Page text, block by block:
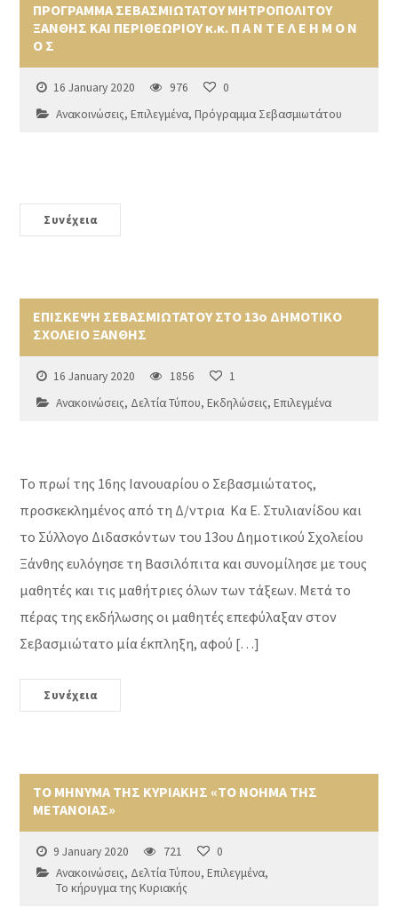
ΠΡΟΓΡΑΜΜΑ ΣΕΒΑΣΜΙΩΤΑΤΟΥ ΜΗΤΡΟΠΟΛΙΤΟΥ
ΞΑΝΘΗΣ ΚΑΙ ΠΕΡΙΘΕΩΡΙΟΥ κ.κ. Π Α Ν Τ Ε Λ Ε Η Μ Ο Ν
Ο Σ
16 January 2020 976
0
Ανακοινώσεις,Επιλεγμένα,Πρόγραμμα Σεβασμιωτάτου
Συνέχεια
ΕΠΙΣΚΕΨΗ ΣΕΒΑΣΜΙΩΤΑΤΟΥ ΣΤΟ 13o ΔΗΜΟΤΙΚΟ
ΣΧΟΛΕΙΟ ΞΑΝΘΗΣ
16 January 2020 1856
1
Ανακοινώσεις, Δελτία Τύπου,Εκδηλώσεις,Επιλεγμένα
Το πρωί της 16ης Ιανουαρίου ο Σεβασμιώτατος,
προσκεκλημένος από τη Δ/ντρια Κα Ε. Στυλιανίδου και
το Σύλλογο Διδασκόντων του 13ου Δημοτικού Σχολείου
Ξάνθης ευλόγησε τη Βασιλόπιτα και συνομίλησε με τους
μαθητές και τις μαθήτριες όλων των τάξεων. Μετά το
πέρας της εκδήλωσης οι μαθητές επεφύλαξαν στον
Σεβασμιώτατο μία έκπληξη, αφού […]
Συνέχεια
ΤΟ ΜΗΝΥΜΑ ΤΗΣ ΚΥΡΙΑΚΗΣ «ΤΟ ΝΟΗΜΑ ΤΗΣ
ΜΕΤΑΝΟΙΑΣ»
9 January 2020 721
0
Ανακοινώσεις, Δελτία Τύπου,Επιλεγμένα,
Το κήρυγμα της Κυριακής